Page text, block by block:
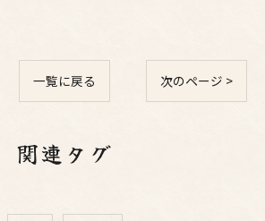
一覧に戻る 次のページ >
関連タグ